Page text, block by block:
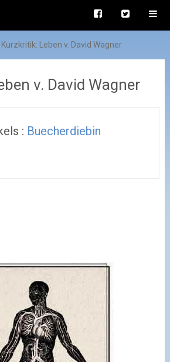
Kurzkritik: Leben v. David Wagner
v. David Wagner
: Buecherdiebin